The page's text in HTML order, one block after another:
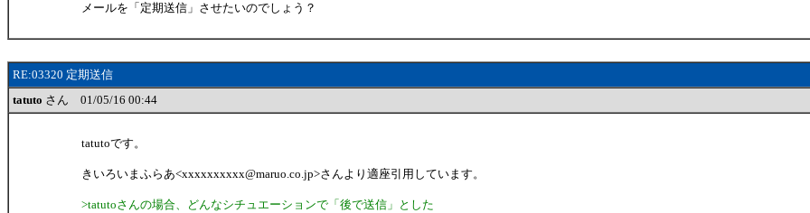
メールを「定期送信」させたいのでしょう？
RE:03320 定期送信
tatuto さん 01/05/16 00:44
tatutoです。
きいろいまふらあ<xxxxxxxxxx@maruo.co.jp>さんより適座引用しています。
>tatutoさんの場合、どんなシチュエーションで「後で送信」とした